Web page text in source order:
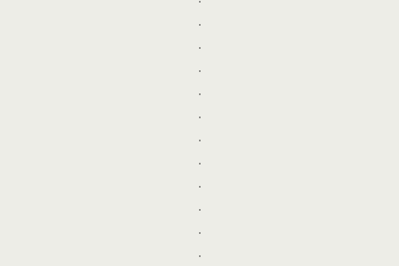
.
.
.
.
.
.
.
.
.
.
.